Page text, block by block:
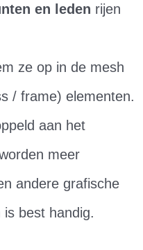
en leden rijen
ze op in de mesh
/ frame) elementen.
aan het
meer
andere grafische
best handig.